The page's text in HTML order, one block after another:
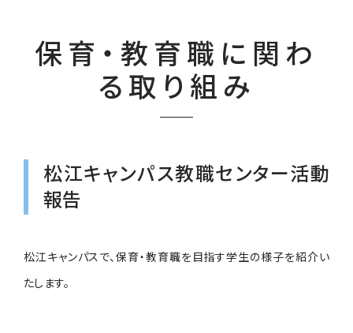
保育・教育職に関わ
る取り組み
松江キャンパス教職センター活動
報告
松江キャンパスで、保育・教育職を目指す学生の様子を紹介い
たします。